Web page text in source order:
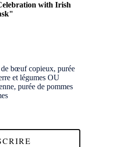
with Irish
bœuf copieux, purée
et légumes OU
purée de pommes